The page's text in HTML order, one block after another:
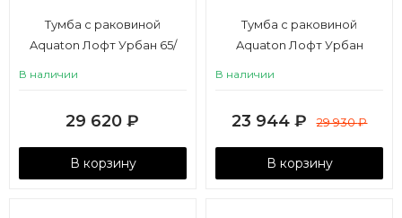
Тумба с раковиной
Aquaton Лофт Урбан 65/
В наличии
29 620 ₽
В корзину
Тумба с раковиной
Aquaton Лофт Урбан
В наличии
23 944 ₽ 29 930₽
В корзину